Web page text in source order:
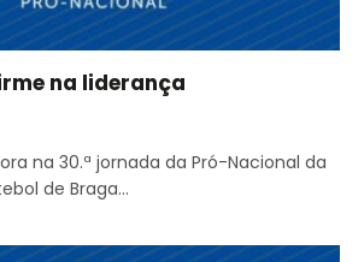
na liderança
na 30.ª jornada da Pró-Nacional da
de Braga…